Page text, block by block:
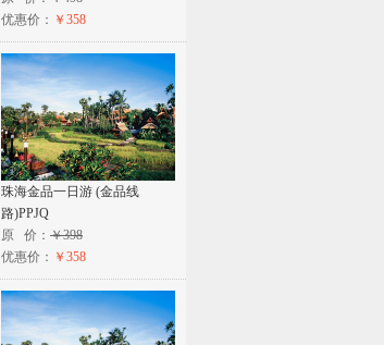
优惠价： ￥358
珠海金品一日游 (金品线
路)PPJQ
原 价： ￥398
优惠价： ￥358